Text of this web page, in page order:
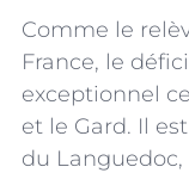
Comme le
France, le
exceptionnel
et le Gard. Il
du